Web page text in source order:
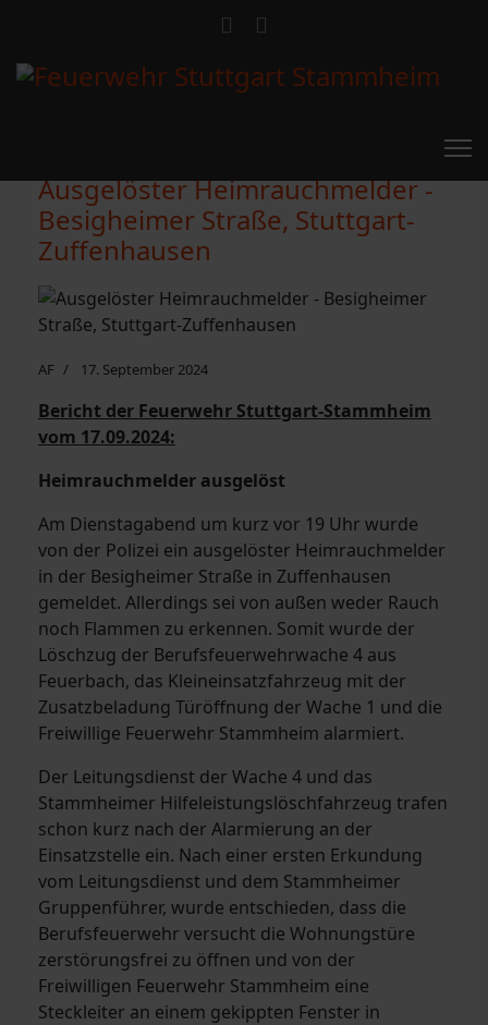
Ausgelöster Heimrauchmelder -
Besigheimer Straße, Stuttgart-
Zuffenhausen
AF 17. September 2024
Bericht der Feuerwehr Stuttgart-Stammheim
vom 17.09.2024:
Heimrauchmelder ausgelöst
Am Dienstagabend um kurz vor 19 Uhr wurde
von der Polizei ein ausgelöster Heimrauchmelder
in der Besigheimer Straße in Zuffenhausen
gemeldet. Allerdings sei von außen weder Rauch
noch Flammen zu erkennen. Somit wurde der
Löschzug der Berufsfeuerwehrwache 4 aus
Feuerbach, das Kleineinsatzfahrzeug mit der
Zusatzbeladung Türöffnung der Wache 1 und die
Freiwillige Feuerwehr Stammheim alarmiert.
Der Leitungsdienst der Wache 4 und das
Stammheimer Hilfeleistungslöschfahrzeug trafen
schon kurz nach der Alarmierung an der
Einsatzstelle ein. Nach einer ersten Erkundung
vom Leitungsdienst und dem Stammheimer
Gruppenführer, wurde entschieden, dass die
Berufsfeuerwehr versucht die Wohnungstüre
zerstörungsfrei zu öffnen und von der
Freiwilligen Feuerwehr Stammheim eine
Steckleiter an einem gekippten Fenster in